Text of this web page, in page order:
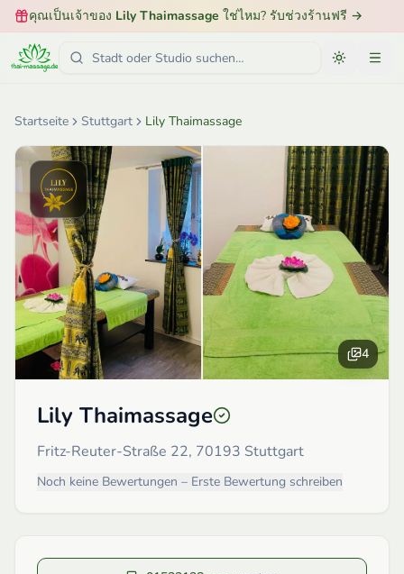
คุณเป็นเจ้าของ Lily Thaimassage ใช่ไหม? รับช่วงร้านฟรี →
Startseite Stuttgart Lily Thaimassage
4
Lily Thaimassage
Fritz-Reuter-Straße 22, 70193 Stuttgart
Noch keine Bewertungen – Erste Bewertung schreiben